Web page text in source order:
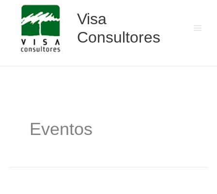
Visa
Consultores
Eventos